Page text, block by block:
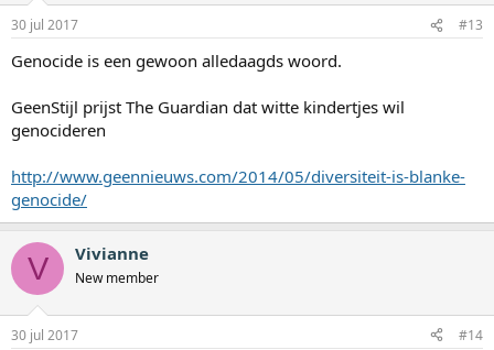
30 jul 2017 #13
Genocide is een gewoon alledaagds woord.
GeenStijl prijst The Guardian dat witte kindertjes wil
genocideren
http://www.geennieuws.com/2014/05/diversiteit-is-blanke-
genocide/
V Vivianne
New member
30 jul 2017 #14